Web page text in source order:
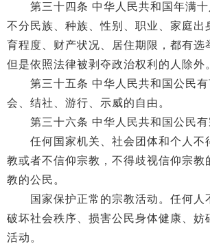
第三十四条 中华人民共和国年满十
不分民族、种族、性别、职业、家庭出
育程度、财产状况、居住期限，都有选
但是依照法律被剥夺政治权利的人除外
第三十五条 中华人民共和国公民有
会、结社、游行、示威的自由。
第三十六条 中华人民共和国公民有
任何国家机关、社会团体和个人不
教或者不信仰宗教，不得歧视信仰宗教
教的公民。
国家保护正常的宗教活动。任何人
破坏社会秩序、损害公民身体健康、妨
活动。